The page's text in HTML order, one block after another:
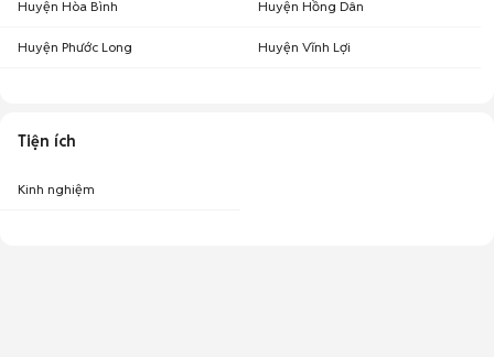
Huyện Hòa Bình Huyện Hồng Dân
Huyện Phước Long Huyện Vĩnh Lợi
Tiện ích
Kinh nghiệm